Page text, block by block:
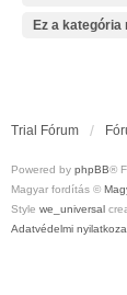
Ez a kategória
Trial Fórum
Powered by phpBB®
Magyar fordítás ©
Style we_universal
Adatvédelmi